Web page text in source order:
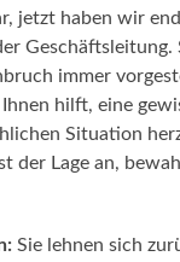
jetzt haben wir
Geschäftsleitung.
immer
hilft, eine
Situation
der Lage an,
Sie lehnen sich